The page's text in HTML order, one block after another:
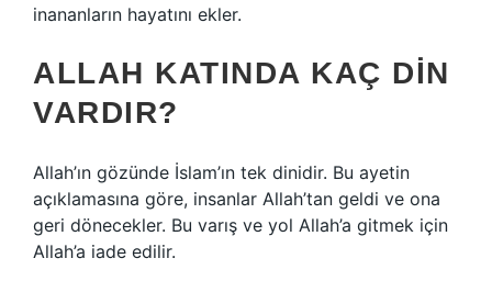
inananların hayatını ekler.
ALLAH KATINDA KAÇ DIN
VARDIR?
Allah’ın gözünde İslam’ın tek dinidir. Bu ayetin
açıklamasına göre, insanlar Allah’tan geldi ve ona
geri dönecekler. Bu varış ve yol Allah’a gitmek için
Allah’a iade edilir.